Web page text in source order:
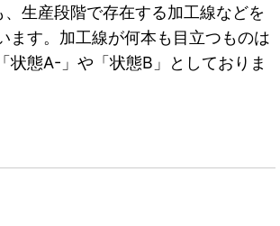
生産段階で存在する加工線などを
ます。加工線が何本も目立つものは
状態A-」や「状態B」としておりま